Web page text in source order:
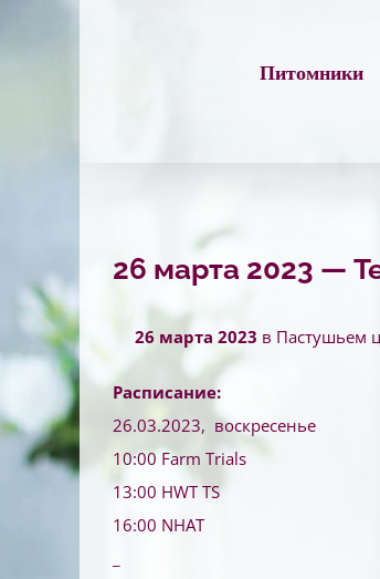
Питомники
26 марта 2023 —
26 марта 2023 в Пастушьем
Расписание:
26.03.2023, воскресенье
10:00 Farm Trials
13:00 HWT TS
16:00 NHAT